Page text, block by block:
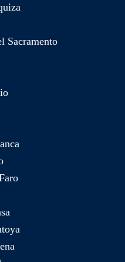
Sacramento